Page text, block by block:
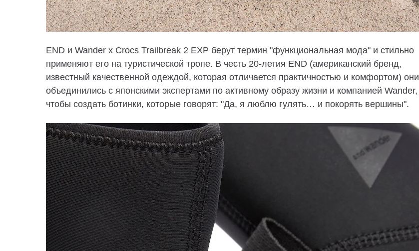
END и Wander x Crocs Trailbreak 2 EXP берут термин "функциональная мода" и стильно
применяют его на туристической тропе. В честь 20-летия END (американский бренд,
известный качественной одеждой, которая отличается практичностью и комфортом) они
объединились с японскими экспертами по активному образу жизни и компанией Wander,
чтобы создать ботинки, которые говорят: "Да, я люблю гулять… и покорять вершины".